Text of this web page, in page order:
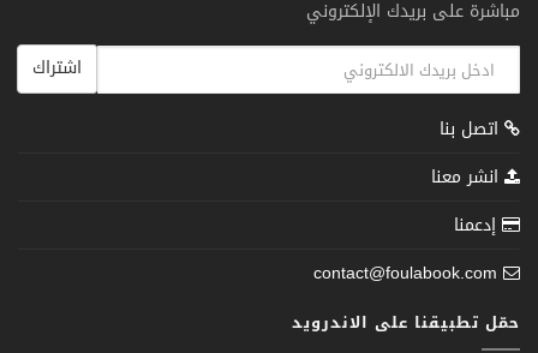
مباشرة على بريدك الإلكتروني
اشتراك
اتصل بنا
انشر معنا
إدعمنا
contact@foulabook.com
حمّل تطبيقنا على الاندرويد